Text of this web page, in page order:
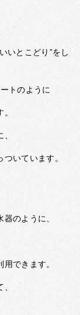
いとこどり”をし
トのように
いています。
のように、
できます。